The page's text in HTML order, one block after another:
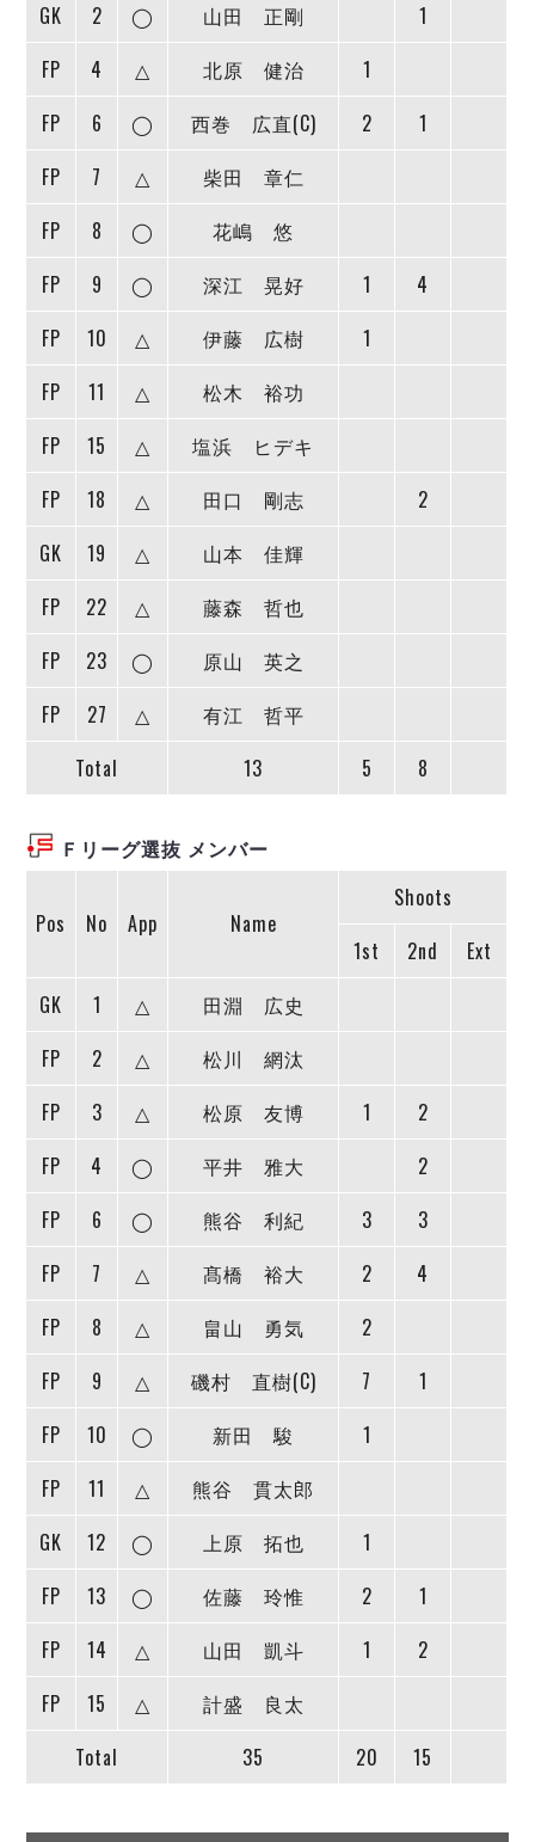
個人ランキング｜シュート成功率
個人ランキング｜第2PK
メットライフ生命Ｆリーグカップ 2026
試合日程・結果
大会概要
チケット情報
マルバ水戸FC
リガーレヴィア葛飾
ヴィンセドール白山
デウソン神戸
ポルセイド浜田
記念ゴール
ハットトリック
担当審判員
選手の通算記録（Ｆ１）
エスポラーダ北海道
バルドラール浦安
しながわシティ
ペスカドーラ町田
湘南ベルマーレ
名古屋オーシャンズ
ボルクバレット北九州
バサジィ大分
選手の通算記録（Ｆ２）
ヴォスクオーレ仙台
リガーレヴィア葛飾
アグレミーナ浜松
ポルセイド浜田
DIVISION 02
FOLLOW US!
GK
2 ◯ 山田 正剛
1
FP
4 △ 北原 健治
1
FP
6 ◯ 西巻 広直(C) 2
1
FP
7 △
柴田 章仁
FP
8 ◯
花嶋 悠
FP
9 ◯ 深江 晃好 1
4
FP
10 △ 伊藤 広樹
1
FP
11 △
松木 裕功
FP
15 △
塩浜 ヒデキ
FP
18 △ 田口 剛志
2
GK
19 △
山本 佳輝
FP
22 △
藤森 哲也
FP
23 ◯
原山 英之
FP
27 △
有江 哲平
Total
13 5 8
Ｆリーグ選抜 メンバー
Pos No App Name
Shoots
1st
2nd
Ext
GK
1 △
田淵 広史
FP
2 △
松川 網汰
FP
3 △ 松原 友博 1
2
FP
4 ◯ 平井 雅大
2
FP
6 ◯ 熊谷 利紀 3
3
FP
7 △ 髙橋 裕大 2
4
FP
8 △ 畠山 勇気
2
FP
9 △ 磯村 直樹(C) 7
1
FP
10 ◯ 新田 駿
1
FP
11 △
熊谷 貫太郎
GK
12 ◯ 上原 拓也
1
FP
13 ◯ 佐藤 玲惟 2
1
FP
14 △ 山田 凱斗 1
2
FP
15 △
計盛 良太
Total
35 20 15